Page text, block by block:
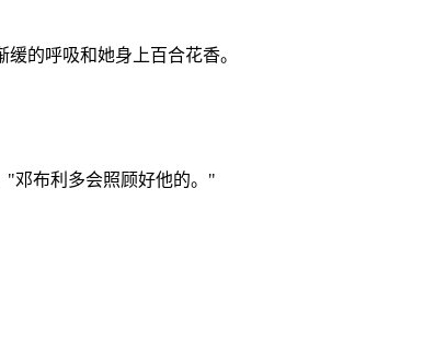
的呼吸和她身上百合花香。
"邓布利多会照顾好他的。 "